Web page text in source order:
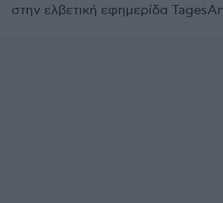
στην ελβετική εφημερίδα